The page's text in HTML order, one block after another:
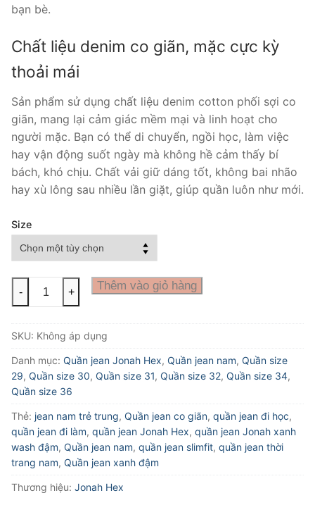
bạn bè.
Chất liệu denim co giãn, mặc cực kỳ
thoải mái
Sản phẩm sử dụng chất liệu denim cotton phối sợi co
giãn, mang lại cảm giác mềm mại và linh hoạt cho
người mặc. Bạn có thể di chuyển, ngồi học, làm việc
hay vận động suốt ngày mà không hề cảm thấy bí
bách, khó chịu. Chất vải giữ dáng tốt, không bai nhão
hay xù lông sau nhiều lần giặt, giúp quần luôn như mới.
Size
jean
Hex
xanh
wash
đậm
giãn
nhẹ
số
- + Thêm vào giỏ hàng
SKU: Không áp dụng
Danh mục: Quần jean Jonah Hex, Quần jean nam, Quần size
29, Quần size 30, Quần size 31, Quần size 32, Quần size 34,
Quần size 36
Thẻ: jean nam trẻ trung, Quần jean co giãn, quần jean đi học,
quần jean đi làm, quần jean Jonah Hex, quần jean Jonah xanh
wash đậm, Quần jean nam, quần jean slimfit, quần jean thời
trang nam, Quần jean xanh đậm
Thương hiệu: Jonah Hex